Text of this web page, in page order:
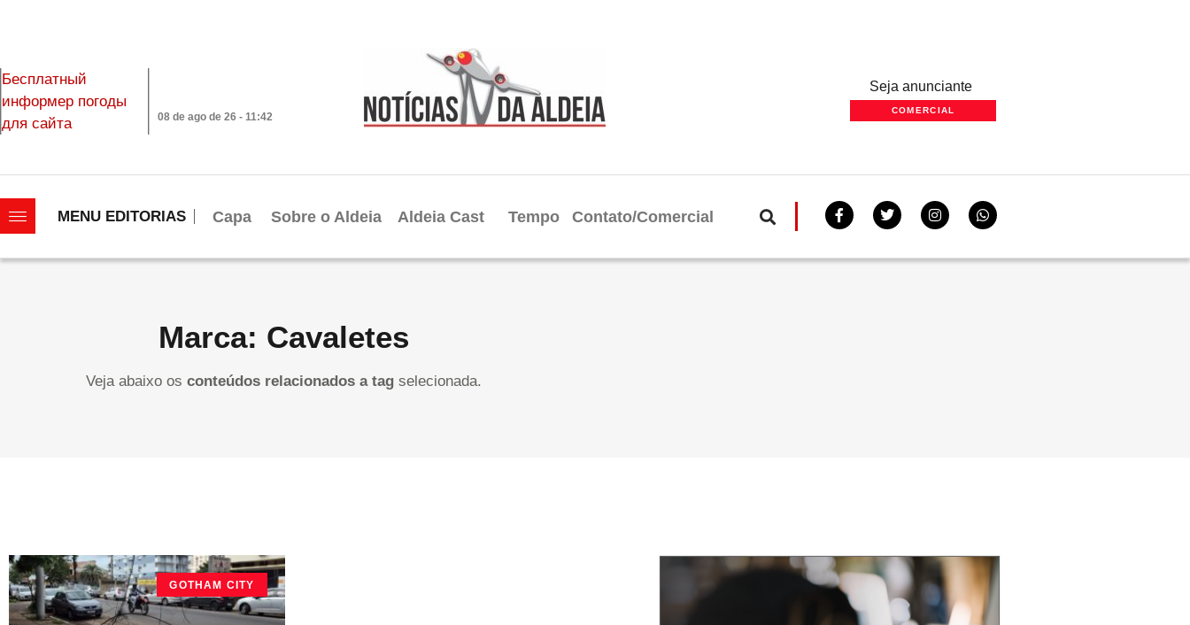
Бесплатный
информер погоды
для сайта
08 de ago de 26 - 11:42
Seja anunciante
COMERCIAL
MENU EDITORIAS Capa Sobre o Aldeia Aldeia Cast Tempo Contato/Comercial
Marca: Cavaletes
Veja abaixo os conteúdos relacionados a tagselecionada.
GOTHAM CITY